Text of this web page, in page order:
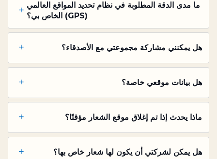
ما مدى الدقة المطلوبة في نظام تحديد المواقع العالمي
(GPS) الخاص بي؟
+
هل يمكنني مشاركة مجموعتي مع الأصدقاء؟ +
هل بيانات موقعي خاصة؟ +
ماذا يحدث إذا تم إغلاق موقع الشعار مؤقتًا؟ +
هل يمكن لشركتي أن يكون لها شعار خاص بها؟ +